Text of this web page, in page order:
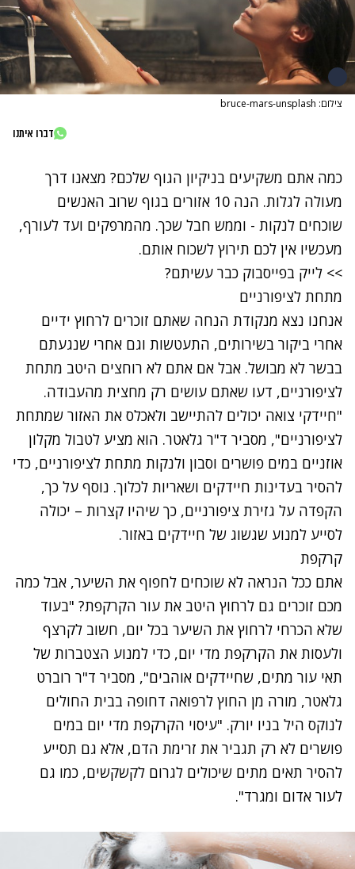
צילום: bruce-mars-unsplash
דברו איתנו
כמה אתם משקיעים בניקיון הגוף שלכם? מצאנו דרך
מעולה לגלות. הנה 10 אזורים בגוף שרוב האנשים
שוכחים לנקות - וממש חבל שכך. מהמרפקים ועד לעורף,
מעכשיו אין לכם תירוץ לשכוח אותם.
>> לייק בפייסבוק כבר עשיתם?
מתחת לציפורניים
אנחנו נצא מנקודת הנחה שאתם זוכרים לרחוץ ידיים
אחרי ביקור בשירותים, התעטשות וגם אחרי שנגעתם
בבשר לא מבושל. אבל אם אתם לא רוחצים היטב מתחת
לציפורניים, דעו שאתם עושים רק מחצית מהעבודה.
"חיידקי צואה יכולים להתיישב ולאכלס את האזור שמתחת
לציפורניים", מסביר ד"ר גלאטר. הוא מציע לטבול מקלון
אוזניים במים פושרים וסבון ולנקות מתחת לציפורניים, כדי
להסיר בעדינות חיידקים ושאריות לכלוך. נוסף על כך,
הקפדה על גזירת ציפורניים, כך שיהיו קצרות – יכולה
לסייע למנוע שגשוג של חיידקים באזור.
קרקפת
אתם ככל הנראה לא שוכחים לחפוף את השיער, אבל כמה
מכם זוכרים גם לרחוץ היטב את עור הקרקפת? "בעוד
שלא הכרחי לרחוץ את השיער בכל יום, חשוב לקרצף
ולעסות את הקרקפת מדי יום, כדי למנוע הצטברות של
תאי עור מתים, שחיידקים אוהבים", מסביר ד"ר רוברט
גלאטר, מורה מן החוץ לרפואה דחופה בבית החולים
לנוקס היל בניו יורק. "עיסוי הקרקפת מדי יום במים
פושרים לא רק תגביר את זרימת הדם, אלא גם תסייע
להסיר תאים מתים שיכולים לגרום לקשקשים, כמו גם
לעור אדום ומגרד".